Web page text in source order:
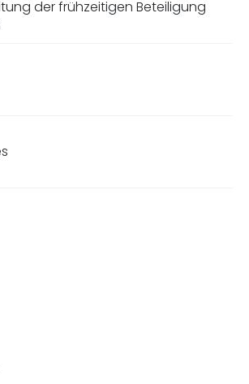
der frühzeitigen Beteiligung